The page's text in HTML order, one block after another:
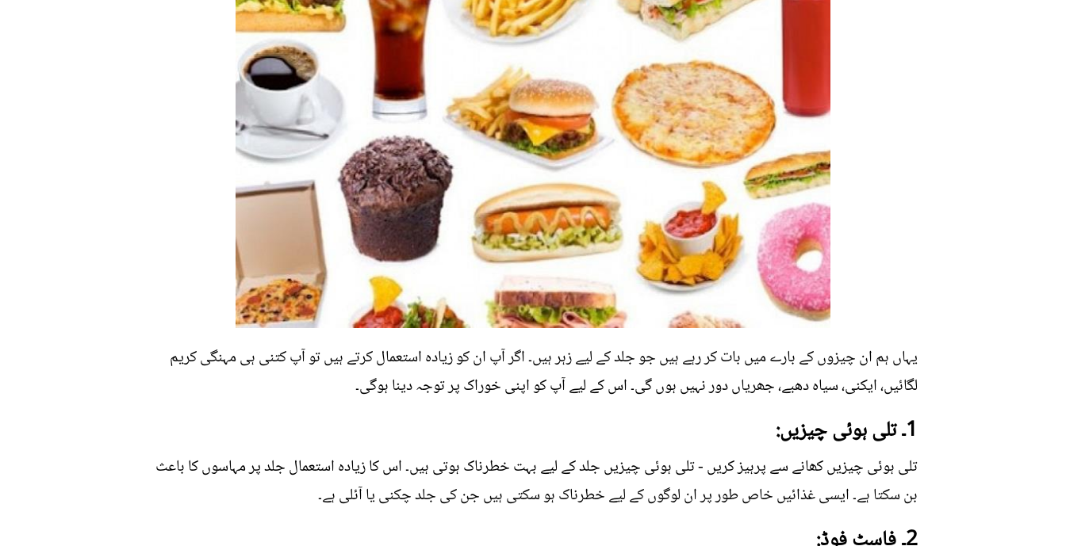
یہاں ہم ان چیزوں کے بارے میں بات کر رہے ہیں جو جلد کے لیے زہر ہیں۔ اگر آپ ان کو زیادہ استعمال کرتے ہیں تو آپ کتنی ہی مہنگی کریم
لگائیں، ایکنی، سیاہ دھبے، جھریاں دور نہیں ہوں گی۔ اس کے لیے آپ کو اپنی خوراک پر توجہ دینا ہوگی۔
1۔ تلی ہوئی چیزیں:
تلی ہوئی چیزیں کھانے سے پرہیز کریں - تلی ہوئی چیزیں جلد کے لیے بہت خطرناک ہوتی ہیں۔ اس کا زیادہ استعمال جلد پر مہاسوں کا باعث
بن سکتا ہے۔ ایسی غذائیں خاص طور پر ان لوگوں کے لیے خطرناک ہو سکتی ہیں جن کی جلد چکنی یا آئلی ہے۔